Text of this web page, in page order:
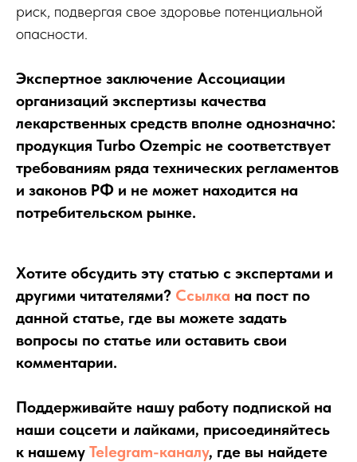
риск, подвергая свое здоровье потенциальной
опасности.
Экспертное заключение Ассоциации
организаций экспертизы качества
лекарственных средств вполне однозначно:
продукция Turbo Ozempic не соответствует
требованиям ряда технических регламентов
и законов РФ и не может находится на
потребительском рынке.
Хотите обсудить эту статью с экспертами и
другими читателями? Ссылка на пост по
данной статье, где вы можете задать
вопросы по статье или оставить свои
комментарии.
Поддерживайте нашу работу подпиской на
наши соцсети и лайками, присоединяйтесь
к нашему Telegram-каналу, где вы найдете